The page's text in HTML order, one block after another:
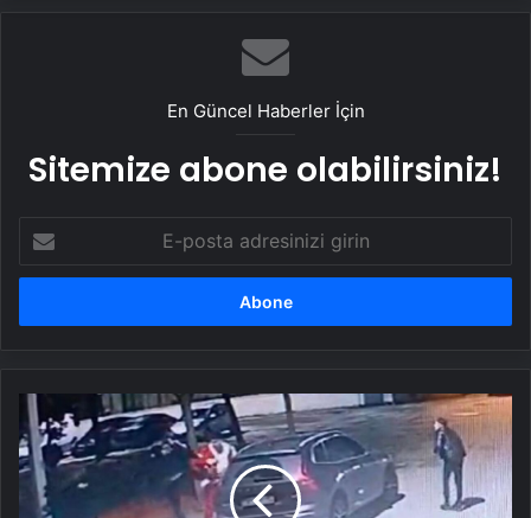
En Güncel Haberler İçin
Sitemize abone olabilirsiniz!
posta
adresinizi
'Noel
baba'
kostümlü
genç
cinayet